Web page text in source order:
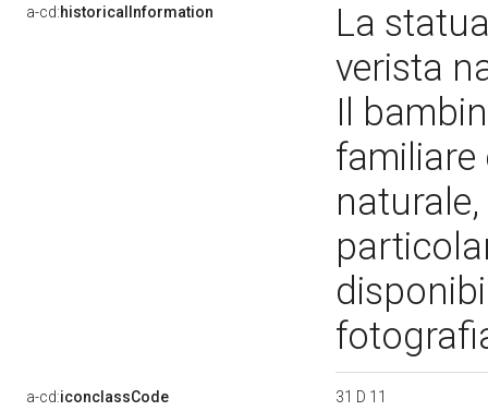
a-cd:historicalInformation
La
verista
Il
a-cd:iconclassCode 31 D 11